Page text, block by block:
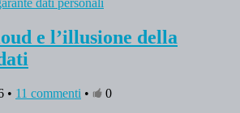
e l’illusione della
• 11 commenti •
0